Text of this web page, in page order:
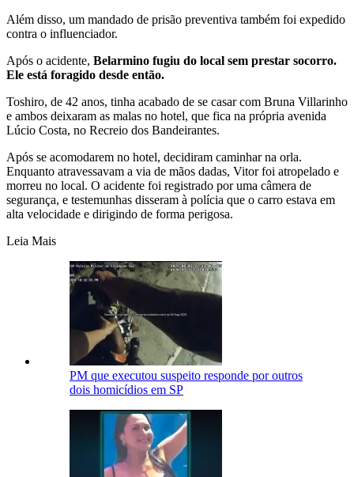
Além disso, um mandado de prisão preventiva também foi expedido
contra o influenciador.
Após o acidente, Belarmino fugiu do local sem prestar socorro.
Ele está foragido desde então.
Toshiro, de 42 anos, tinha acabado de se casar com Bruna Villarinho
e ambos deixaram as malas no hotel, que fica na própria avenida
Lúcio Costa, no Recreio dos Bandeirantes.
Após se acomodarem no hotel, decidiram caminhar na orla.
Enquanto atravessavam a via de mãos dadas, Vitor foi atropelado e
morreu no local. O acidente foi registrado por uma câmera de
segurança, e testemunhas disseram à polícia que o carro estava em
alta velocidade e dirigindo de forma perigosa.
Leia Mais
PM que executou suspeito responde por outros
dois homicídios em SP